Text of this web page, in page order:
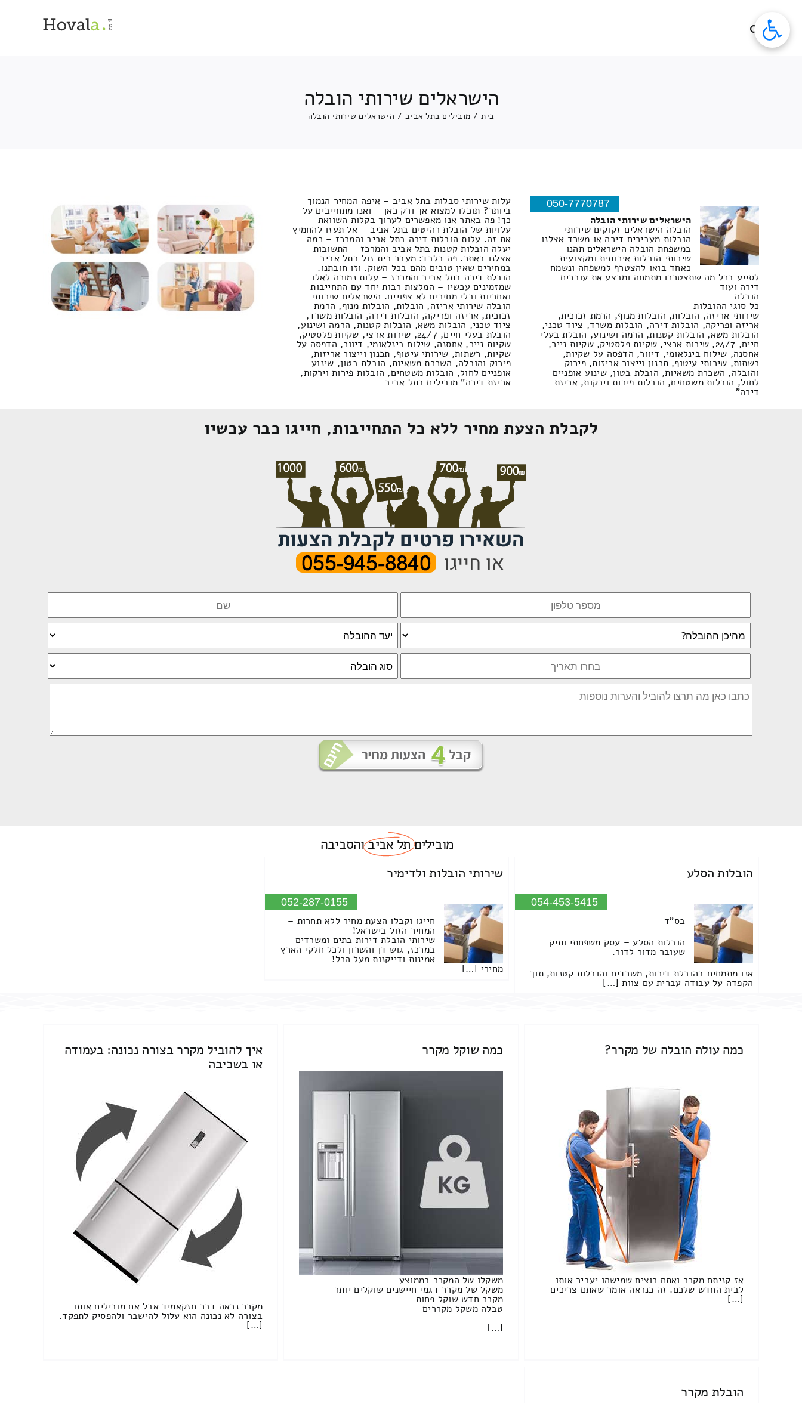
הישראלים שירותי הובלה
בית / מובילים בתל אביב / הישראלים שירותי הובלה
050-7770787
הישראלים שירותי הובלה
הובלה הישראלים זקוקים שירותי
הובלות מעבירים דירה או משרד אצלנו
במשפחת הובלה הישראלים תהנו
שירותי הובלות איכותית ומקצועית
כאחד בואו להצטרף למשפחה ונשמח
לסייע בכל מה שתצטרכו מתמחה ומבצע את עוברים
דירה ועוד
הובלה
כל סוגי ההובלות
שירותי אריזה, הובלות, הובלות מנוף, הרמת זכוכית,
אריזה ופריקה, הובלות דירה, הובלות משרד, ציוד טכני,
הובלות משא, הובלות קטנות, הרמה ושינוע, הובלת בעלי
חיים, 24/7, שירות ארצי, שקיות פלסטיק, שקיות נייר,
אחסנה, שילוח בינלאומי, דיוור, הדפסה על שקיות,
רשתות, שירותי עיטוף, תכנון וייצור אריזות, פירוק
והובלה, השכרת משאיות, הובלת בטון, שינוע אופניים
לחול, הובלות משטחים, הובלות פירות וירקות, אריזת
דירה"
עלות שירותי סבלות בתל אביב – איפה המחיר הנמוך
ביותר? תוכלו למצוא אך ורק כאן – ואנו מתחייבים על
כך! פה באתר אנו מאפשרים לערוך בקלות השוואת
עלויות של הובלת רהיטים בתל אביב – אל תעזו להחמיץ
את זה. עלות הובלות דירה בתל אביב והמרכז – כמה
יעלה הובלות קטנות בתל אביב והמרכז – התשובות
אצלנו באתר. פה בלבד: מעבר בית זול בתל אביב
במחירים שאין טובים מהם בכל השוק. וזו חובתנו.
הובלת דירה בתל אביב והמרכז – עלות נמוכה לאלו
שמזמינים עכשיו – המלצות רבות יחד עם התחייבות
ואחריות ובלי מחירים לא צפויים. הישראלים שירותי
הובלה שירותי אריזה, הובלות, הובלות מנוף, הרמת
זכוכית, אריזה ופריקה, הובלות דירה, הובלות משרד,
ציוד טכני, הובלות משא, הובלות קטנות, הרמה ושינוע,
הובלת בעלי חיים, 24/7, שירות ארצי, שקיות פלסטיק,
שקיות נייר, אחסנה, שילוח בינלאומי, דיוור, הדפסה על
שקיות, רשתות, שירותי עיטוף, תכנון וייצור אריזות,
פירוק והובלה, השכרת משאיות, הובלת בטון, שינוע
אופניים לחול, הובלות משטחים, הובלות פירות וירקות,
אריזת דירה" מובילים בתל אביב
לקבלת הצעת מחיר ללא כל התחייבות, חייגו כבר עכשיו
מוביליםתל אביבוהסביבה
הובלות הסלע
054-453-5415
בס"ד
הובלות הסלע – עסק משפחתי ותיק
שעובר מדור לדור.
אנו מתמחים בהובלת דירות, משרדים והובלות קטנות, תוך
הקפדה על עבודה עברית עם צוות […]
שירותי הובלות ולדימיר
052-287-0155
חייגו וקבלו הצעת מחיר ללא תחרות –
המחיר הזול בישראל!
שירותי הובלת דירות בתים ומשרדים
במרכז, גוש דן והשרון ולכל חלקי הארץ
אמינות ודייקנות מעל הכל!
מחירי […]
כמה עולה הובלה של מקרר?
אז קניתם מקרר ואתם רוצים שמישהו יעביר אותו
לבית החדש שלכם. זה כנראה אומר שאתם צריכים
[…]
כמה שוקל מקרר
משקלו של המקרר בממוצע
משקל של מקרר דגמי חיישנים שוקלים יותר
מקרר חדש שוקל פחות
טבלה משקל מקררים
[…]
איך להוביל מקרר בצורה נכונה: בעמודה
או בשכיבה
מקרר נראה דבר חזקאמיד אבל אם מובילים אותו
בצורה לא נכונה הוא עלול להישבר ולהפסיק לתפקד.
[…]
הובלת מקרר